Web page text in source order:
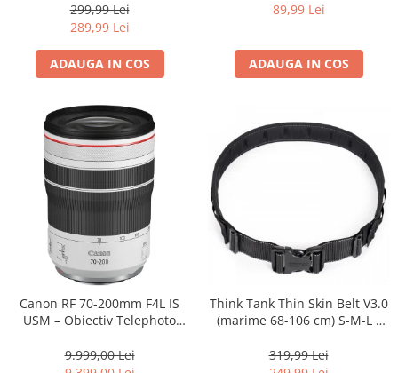
299,99 Lei
289,99 Lei
ADAUGA IN COS
89,99 Lei
ADAUGA IN COS
Canon RF 70-200mm F4L IS
USM – Obiectiv Telephoto
9.999,00 Lei
Think Tank Thin Skin Belt V3.0
(marime 68-106 cm) S-M-L -
319,99 Lei